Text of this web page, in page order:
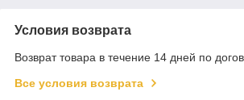
Условия возврата
Возврат товара в течение 14 дней по
Все условия возврата